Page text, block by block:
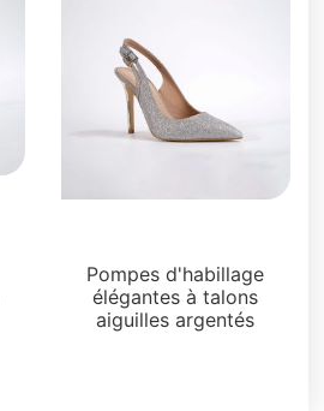
Pompes d'habillage
élégantes à talons
aiguilles argentés